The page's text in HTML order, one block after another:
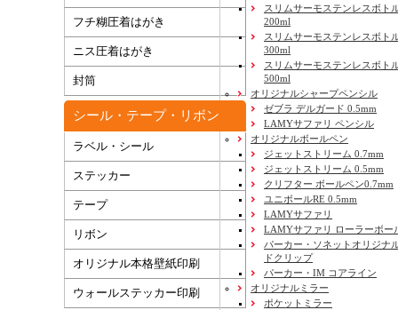
フチ糊圧着はがき
ニス圧着はがき
封筒
シール・テープ・リボン
ラベル・シール
ステッカー
テープ
リボン
オリジナル本格壁紙印刷
ウォールステッカー印刷 New!
スリムサーモステンレスボト
200ml
スリムサーモステンレスボト
300ml
スリムサーモステンレスボト
500ml
オリジナルシャープペンシル
ゼブラ デルガード 0.5mm
LAMYサファリ ペンシル
オリジナルボールペン
ジェットストリーム 0.7mm
ジェットストリーム 0.5mm
クリフター ボールペン0.7mm
ユニボールRE 0.5mm
LAMYサファリ
LAMYサファリ ローラーボー
パーカー・ソネットオリジナ
ドクリップ
パーカー・IM コアライン
オリジナルミラー
ポケットミラー